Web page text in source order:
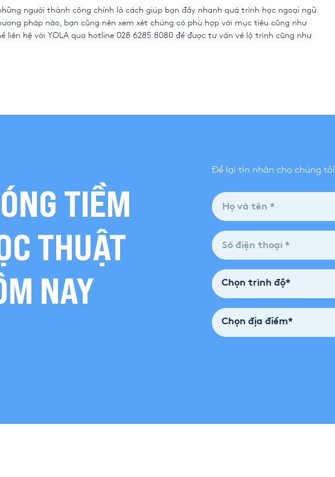
người thành công chính là cách giúp bạn đẩy nhanh quá trình học ngoại ngữ
pháp nào, bạn cũng nên xem xét chúng có phù hợp với mục tiêu cũng như
liên hệ với YOLA qua hotline 028 6285 8080 để được tư vấn về lộ trình cũng như
TIỀM
THUẬT
NAY
Để lại tin nhắn cho chúng tôi
Chọn trình độ*
Chọn địa điểm*